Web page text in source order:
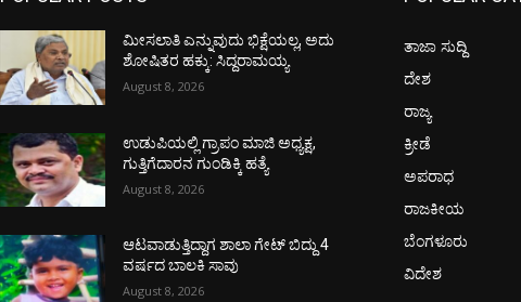
ಮೀಸಲಾತಿ ಎನ್ನುವುದು ಭಿಕ್ಷೆಯಲ್ಲ, ಅದು
ಶೋಷಿತರ ಹಕ್ಕು: ಸಿದ್ದರಾಮಯ್ಯ
August 8, 2026
ಉಡುಪಿಯಲ್ಲಿ ಗ್ರಾಪಂ ಮಾಜಿ ಅಧ್ಯಕ್ಷ,
ಗುತ್ತಿಗೆದಾರನ ಗುಂಡಿಕ್ಕಿ ಹತ್ಯೆ
August 8, 2026
ಆಟವಾಡುತ್ತಿದ್ದಾಗ ಶಾಲಾ ಗೇಟ್‌ ಬಿದ್ದು 4
ವರ್ಷದ ಬಾಲಕಿ ಸಾವು
August 8, 2026
ತಾಜಾ ಸುದ್ದಿ
ದೇಶ
ರಾಜ್ಯ
ಕ್ರೀಡೆ
ಅಪರಾಧ
ರಾಜಕೀಯ
ಬೆಂಗಳೂರು
ವಿದೇಶ